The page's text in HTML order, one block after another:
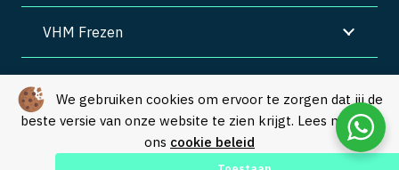
We gebruiken cookies om ervoor te zorgen dat jij de
beste versie van onze website te zien krijgt. Lees meer in
ons cookie beleid
VHM Frezen
Algemene voorwaarden | Privacy
© Copyright 2026 – SVM Freestechniek |
Webdesign by Yooker–